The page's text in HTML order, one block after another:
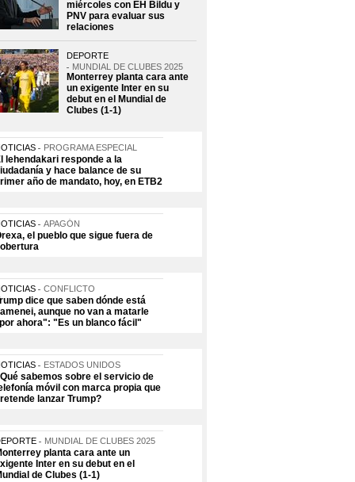
miércoles con EH Bildu y
PNV para evaluar sus
relaciones
DEPORTE
MUNDIAL DE CLUBES 2025
Monterrey planta cara ante
un exigente Inter en su
debut en el Mundial de
Clubes (1-1)
PROGRAMA ESPECIAL
lehendakari responde a la
y hace balance de su
año de mandato, hoy, en ETB2
APAGÓN
el pueblo que sigue fuera de
CONFLICTO
dice que saben dónde está
aunque no van a matarle
ahora": "Es un blanco fácil"
ESTADOS UNIDOS
sabemos sobre el servicio de
móvil con marca propia que
lanzar Trump?
MUNDIAL DE CLUBES 2025
planta cara ante un
Inter en su debut en el
de Clubes (1-1)